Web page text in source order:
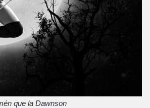
que la Dawnson